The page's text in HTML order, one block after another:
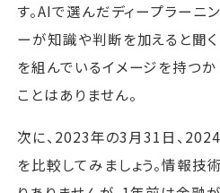
す。AIで選んだディープラーニ
ーが知識や判断を加えると聞く
を組んでいるイメージを持つか
ことはありません。
次に、2023年の3月31日、
を比較してみましょう。情報